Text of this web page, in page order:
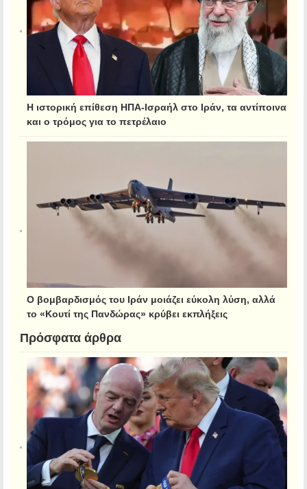
Η ιστορική επίθεση ΗΠΑ-Ισραήλ στο Ιράν, τα αντίποινα
και ο τρόμος για το πετρέλαιο
Ο βομβαρδισμός του Ιράν μοιάζει εύκολη λύση, αλλά
το «Κουτί της Πανδώρας» κρύβει εκπλήξεις
Πρόσφατα άρθρα